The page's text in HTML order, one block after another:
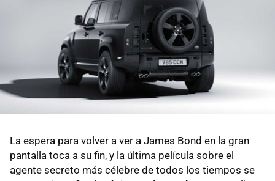
La espera para volver a ver a James Bond en la gran
pantalla toca a su fin, y la última película sobre el
agente secreto más célebre de todos los tiempos se